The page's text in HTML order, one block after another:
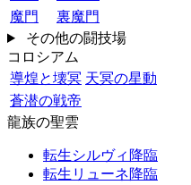
魔門
裏魔門
その他の闘技場
コロシアム
導煌と壊冥 天冥の星動
蒼潜の戦帝
龍族の聖雲
転生シルヴィ降臨
転生リューネ降臨